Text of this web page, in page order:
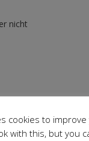
nicht
cookies to
with this, but you